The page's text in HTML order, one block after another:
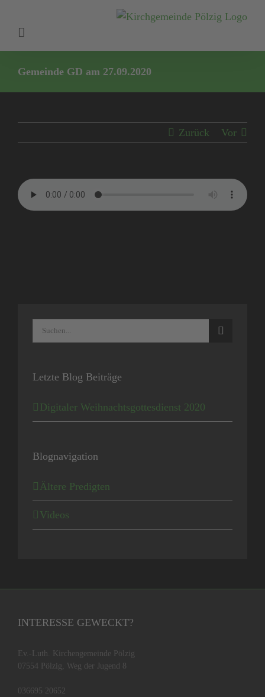
springen
Gemeinde GD am 27.09.2020
Zurück Vor
Suche
nach:
Letzte Blog Beiträge
Digitaler Weihnachtsgottesdienst 2020
Blognavigation
Ältere Predigten
Videos
INTERESSE GEWECKT?
Ev.-Luth. Kirchengemeinde Pölzig
07554 Pölzig, Weg der Jugend 8
036695 20652